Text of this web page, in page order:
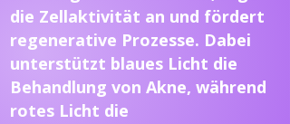
die Zellaktivität an und fördert
regenerative Prozesse. Dabei
unterstützt blaues Licht die
Behandlung von Akne, während
rotes Licht die